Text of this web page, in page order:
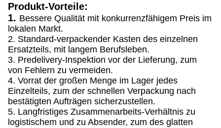
Produkt-Vorteile:
1. Bessere Qualität mit konkurrenzfähigem Preis im
lokalen Markt.
2. Standard-verpackender Kasten des einzelnen
Ersatzteils, mit langem Berufsleben.
3. Predelivery-Inspektion vor der Lieferung, zum
von Fehlern zu vermeiden.
4. Vorrat der großen Menge im Lager jedes
Einzelteils, zum der schnellen Verpackung nach
bestätigten Aufträgen sicherzustellen.
5. Langfristiges Zusammenarbeits-Verhältnis zu
logistischem und zu Absender, zum des glatten